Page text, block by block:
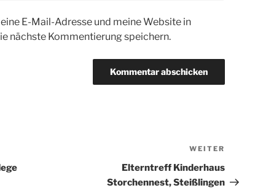
E-Mail-Adresse und meine Website in
nächste Kommentierung speichern.
Beitrag
WEITER
Elterntreff Kinderhaus
Storchennest, Steißlingen